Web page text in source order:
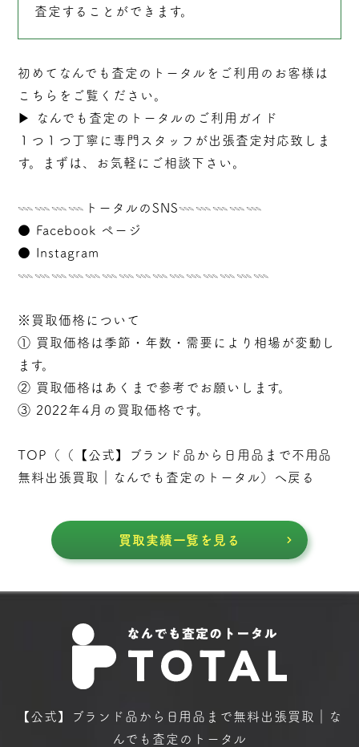
査定することができます。
初めてなんでも査定のトータルをご利用のお客様は
こちらをご覧ください。
▶︎
なんでも査定のトータルのご利用ガイド
１つ１つ丁寧に専門スタッフが出張査定対応致しま
す。まずは、お気軽にご相談下さい。
𓇠𓇠𓇠𓇠トータルのSNS𓇠𓇠𓇠𓇠𓇠
● Facebook ページ
●
Instagram
𓇠𓇠𓇠𓇠𓇠𓇠𓇠𓇠𓇠𓇠𓇠𓇠𓇠𓇠𓇠
※買取価格について
① 買取価格は季節・年数・需要により相場が変動し
ます。
② 買取価格はあくまで参考でお願いします。
③ 2022年4月の買取価格です。
TOP（（
【公式】ブランド品から日用品まで不用品
無料出張買取｜なんでも査定のトータル ）へ戻る
買取実績一覧を見る
【公式】ブランド品から日用品まで無料出張買取｜な
んでも査定のトータル